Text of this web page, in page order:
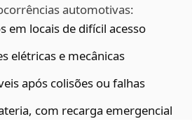
automotivas:
em locais de difícil acesso
elétricas e mecânicas
após colisões ou falhas
com recarga emergencial